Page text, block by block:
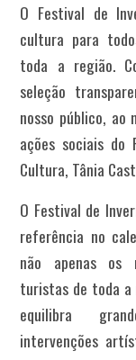
O Festival de
cultura para
toda a região.
seleção
nosso público, ao
ações sociais do
Cultura, Tânia
O Festival de
referência no
não apenas os
turistas de toda a
equilibra
intervenções